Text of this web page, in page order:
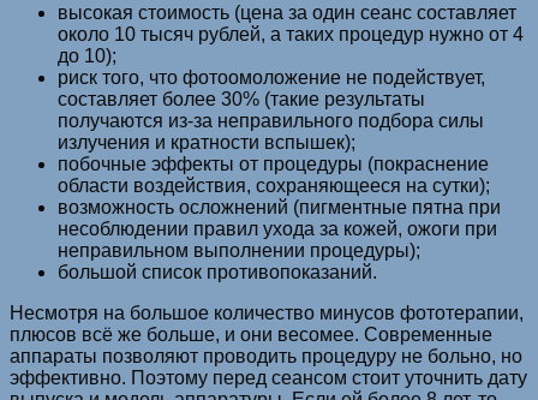
высокая стоимость (цена за один сеанс составляет
около 10 тысяч рублей, а таких процедур нужно от 4
до 10);
риск того, что фотоомоложение не подействует,
составляет более 30% (такие результаты
получаются из-за неправильного подбора силы
излучения и кратности вспышек);
побочные эффекты от процедуры (покраснение
области воздействия, сохраняющееся на сутки);
возможность осложнений (пигментные пятна при
несоблюдении правил ухода за кожей, ожоги при
неправильном выполнении процедуры);
большой список противопоказаний.
Несмотря на большое количество минусов фототерапии,
плюсов всё же больше, и они весомее. Современные
аппараты позволяют проводить процедуру не больно, но
эффективно. Поэтому перед сеансом стоит уточнить дату